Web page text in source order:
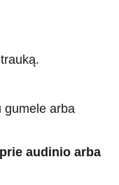
gumele arba
audinio arba